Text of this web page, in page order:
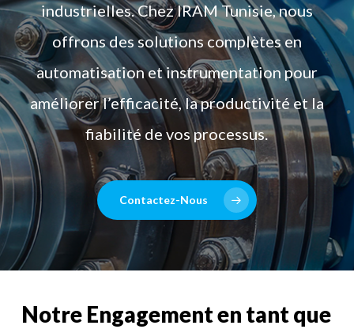
industrielles. Chez IRAM Tunisie, nous
offrons des solutions complètes en
automatisation et instrumentation pour
améliorer l’efficacité, la productivité et la
fiabilité de vos processus.
Contactez-Nous
Notre Engagement en tant que